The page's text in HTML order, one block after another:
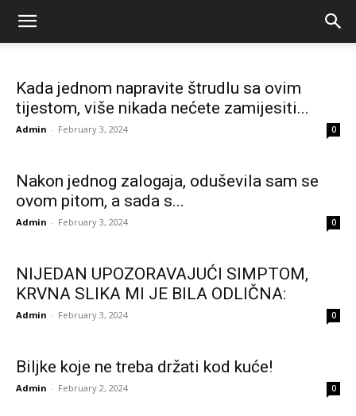
Kada jednom napravite štrudlu sa ovim
tijestom, više nikada nećete zamijesiti...
Admin - February 3, 2024 0
Nakon jednog zalogaja, oduševila sam se
ovom pitom, a sada s...
Admin - February 3, 2024 0
NIJEDAN UPOZORAVAJUĆI SIMPTOM,
KRVNA SLIKA MI JE BILA ODLIČNA:
Admin - February 3, 2024 0
Biljke koje ne treba držati kod kuće!
Admin - February 2, 2024 0